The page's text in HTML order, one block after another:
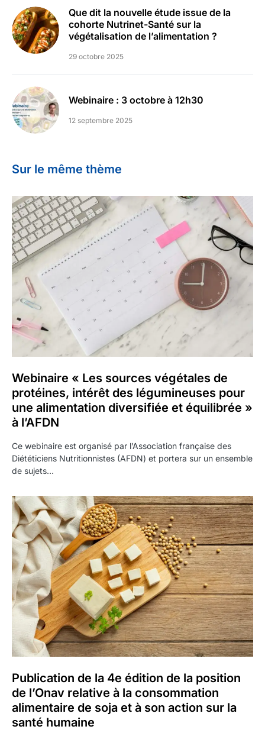
Que dit la nouvelle étude issue de la
cohorte Nutrinet-Santé sur la
végétalisation de l’alimentation ?
29 octobre 2025
Webinaire : 3 octobre à 12h30
12 septembre 2025
Sur le même thème
Webinaire « Les sources végétales de
protéines, intérêt des légumineuses pour
une alimentation diversifiée et équilibrée »
à l’AFDN
Ce webinaire est organisé par l’Association française des
Diététiciens Nutritionnistes (AFDN) et portera sur un ensemble
de sujets…
Publication de la 4e édition de la position
de l’Onav relative à la consommation
alimentaire de soja et à son action sur la
santé humaine